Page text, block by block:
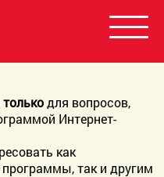
толькодля вопросов,
Интернет-
как
так и другим